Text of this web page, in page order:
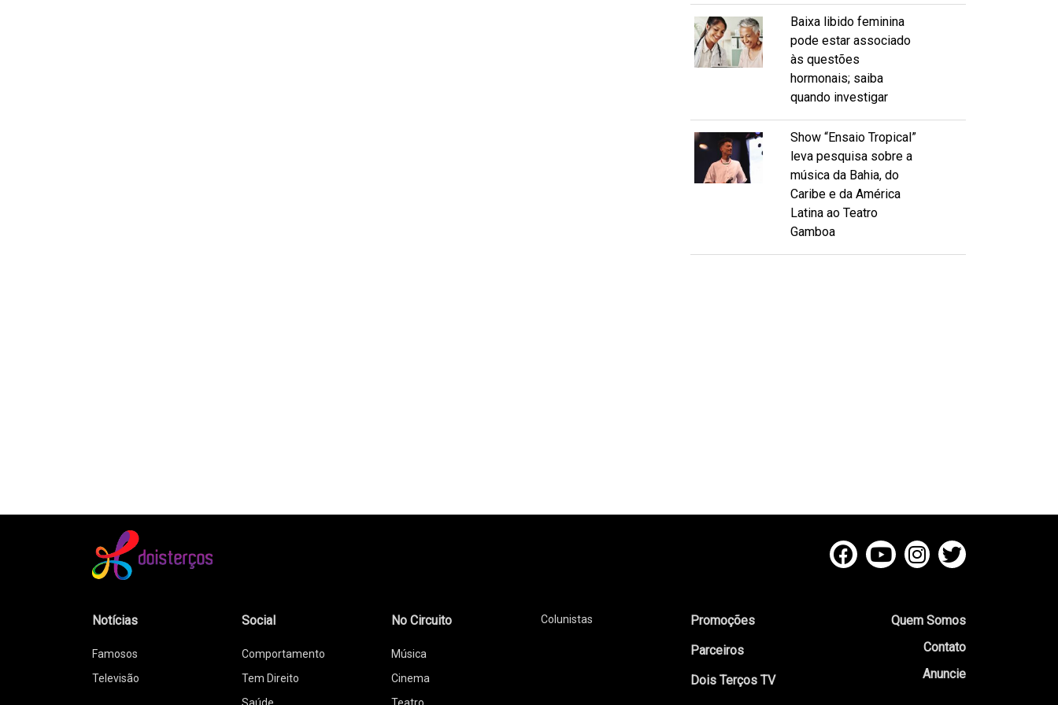
Baixa libido feminina
pode estar associado
às questões
hormonais; saiba
quando investigar
Show “Ensaio Tropical”
leva pesquisa sobre a
música da Bahia, do
Caribe e da América
Latina ao Teatro
Gamboa
Notícias
Famosos
Televisão
Social
Comportamento
Tem Direito
Saúde
No Circuito
Música
Cinema
Teatro
Colunistas
Promoções
Parceiros
Dois Terços TV
Quem Somos
Contato
Anuncie